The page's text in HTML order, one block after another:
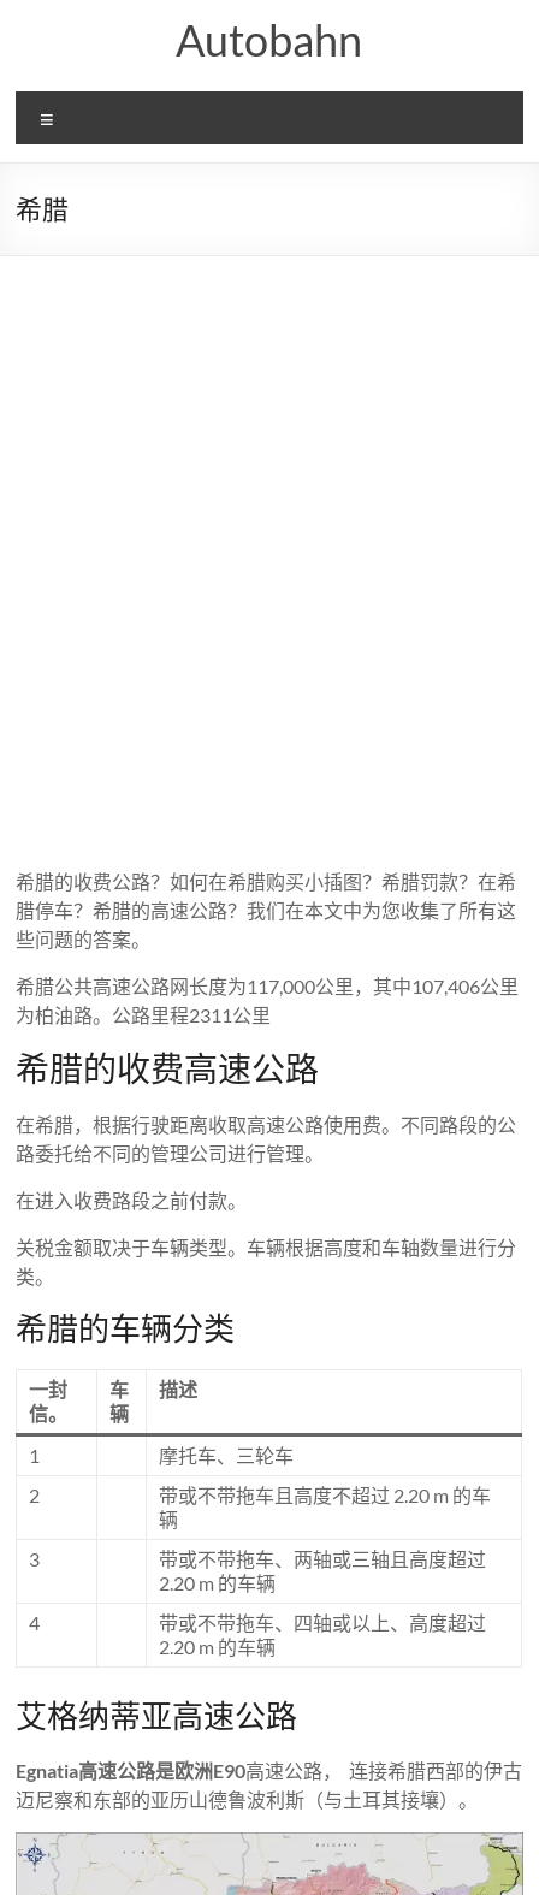
Autobahn
希腊
希腊的收费公路？如何在希腊购买小插图？希腊罚款？在希
腊停车？希腊的高速公路？我们在本文中为您收集了所有这
些问题的答案。
希腊公共高速公路网长度为117,000公里，其中107,406公里
为柏油路。公路里程2311公里
希腊的收费高速公路
在希腊，根据行驶距离收取高速公路使用费。不同路段的公
路委托给不同的管理公司进行管理。
在进入收费路段之前付款。
关税金额取决于车辆类型。车辆根据高度和车轴数量进行分
类。
希腊的车辆分类
一封
信。
车
辆
描述
1
摩托车、三轮车
2
带或不带拖车且高度不超过 2.20 m 的车
辆
3
带或不带拖车、两轴或三轴且高度超过
2.20 m 的车辆
4
带或不带拖车、四轴或以上、高度超过
2.20 m 的车辆
艾格纳蒂亚高速公路
Egnatia高速公路是欧洲E90高速公路， 连接希腊西部的伊古
迈尼察和东部的亚历山德鲁波利斯（与土耳其接壤）。